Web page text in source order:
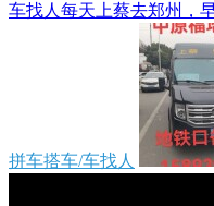
车找人每天上蔡去郑州，
拼车搭车/车找人